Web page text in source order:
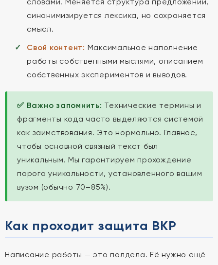
синонимизируется лексика, но сохраняется
смысл.
Свой контент: Максимальное наполнение
работы собственными мыслями, описанием
собственных экспериментов и выводов.
✅ Важно запомнить: Технические термины и
фрагменты кода часто выделяются системой
как заимствования. Это нормально. Главное,
чтобы основной связный текст был
уникальным. Мы гарантируем прохождение
порога уникальности, установленного вашим
вузом (обычно 70–85%).
Как проходит защита ВКР
Написание работы — это полдела. Её нужно ещё